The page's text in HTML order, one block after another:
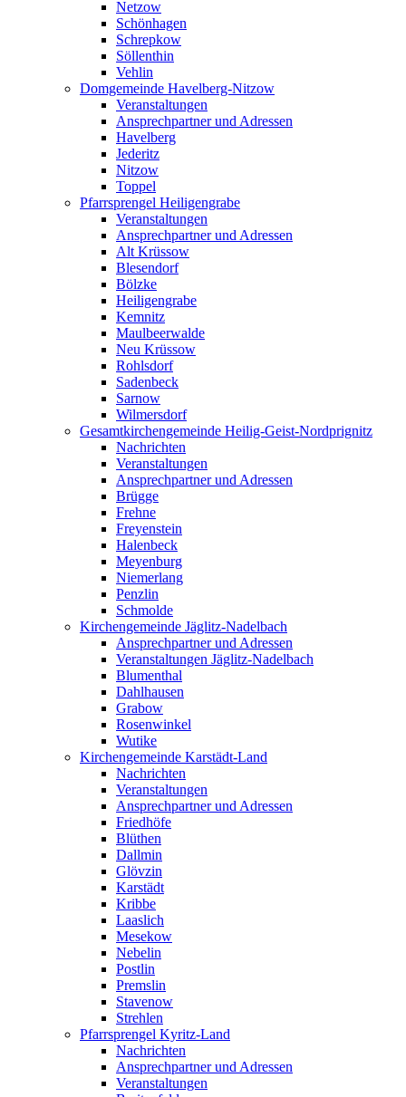
Netzow
Schönhagen
Schrepkow
Söllenthin
Vehlin
Domgemeinde Havelberg-Nitzow
Veranstaltungen
Ansprechpartner und Adressen
Havelberg
Jederitz
Nitzow
Toppel
Pfarrsprengel Heiligengrabe
Veranstaltungen
Ansprechpartner und Adressen
Alt Krüssow
Blesendorf
Bölzke
Heiligengrabe
Kemnitz
Maulbeerwalde
Neu Krüssow
Rohlsdorf
Sadenbeck
Sarnow
Wilmersdorf
Gesamtkirchengemeinde Heilig-Geist-Nordprignitz
Nachrichten
Veranstaltungen
Ansprechpartner und Adressen
Brügge
Frehne
Freyenstein
Halenbeck
Meyenburg
Niemerlang
Penzlin
Schmolde
Kirchengemeinde Jäglitz-Nadelbach
Ansprechpartner und Adressen
Veranstaltungen Jäglitz-Nadelbach
Blumenthal
Dahlhausen
Grabow
Rosenwinkel
Wutike
Kirchengemeinde Karstädt-Land
Nachrichten
Veranstaltungen
Ansprechpartner und Adressen
Friedhöfe
Blüthen
Dallmin
Glövzin
Karstädt
Kribbe
Laaslich
Mesekow
Nebelin
Postlin
Premslin
Stavenow
Strehlen
Pfarrsprengel Kyritz-Land
Nachrichten
Ansprechpartner und Adressen
Veranstaltungen